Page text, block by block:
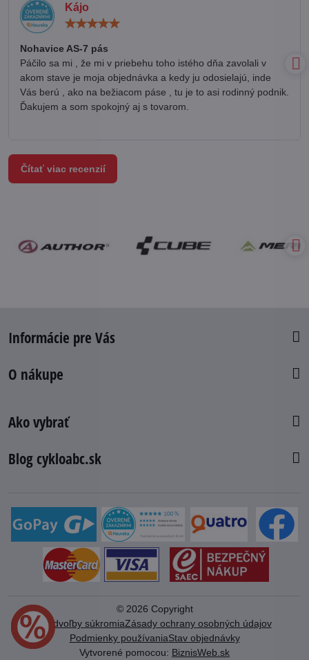
Kájo
Nohavice AS-7 pás
Páčilo sa mi , že mi v priebehu toho istého dňa zavolali v
akom stave je moja objednávka a kedy ju odosielajú, inde
Vás berú , ako na bežiacom páse , tu je to asi rodinný podnik.
Ďakujem a som spokojný aj s tovarom.
Čítať viac recenzií
Informácie pre Vás
O nákupe
Ako vybrať
Blog cykloabc.sk
© 2026 Copyright
Predvoľby súkromiaZásady ochrany osobných údajov
Podmienky používaniaStav objednávky
Vytvorené pomocou: BiznisWeb.sk